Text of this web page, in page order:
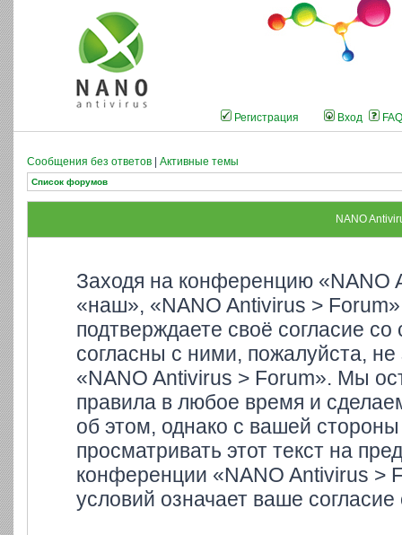
Регистрация Вход FAQ
Сообщения без ответов Активные темы
Список форумов
NANO
Заходя на конференцию
«наш», «NANO Antivirus >
подтверждаете своё согласие
согласны с ними, пожалуйста,
«NANO Antivirus > Forum». Мы
правила в любое время и
об этом, однако с вашей
просматривать этот текст на
конференции «NANO Antivirus >
условий означает ваше